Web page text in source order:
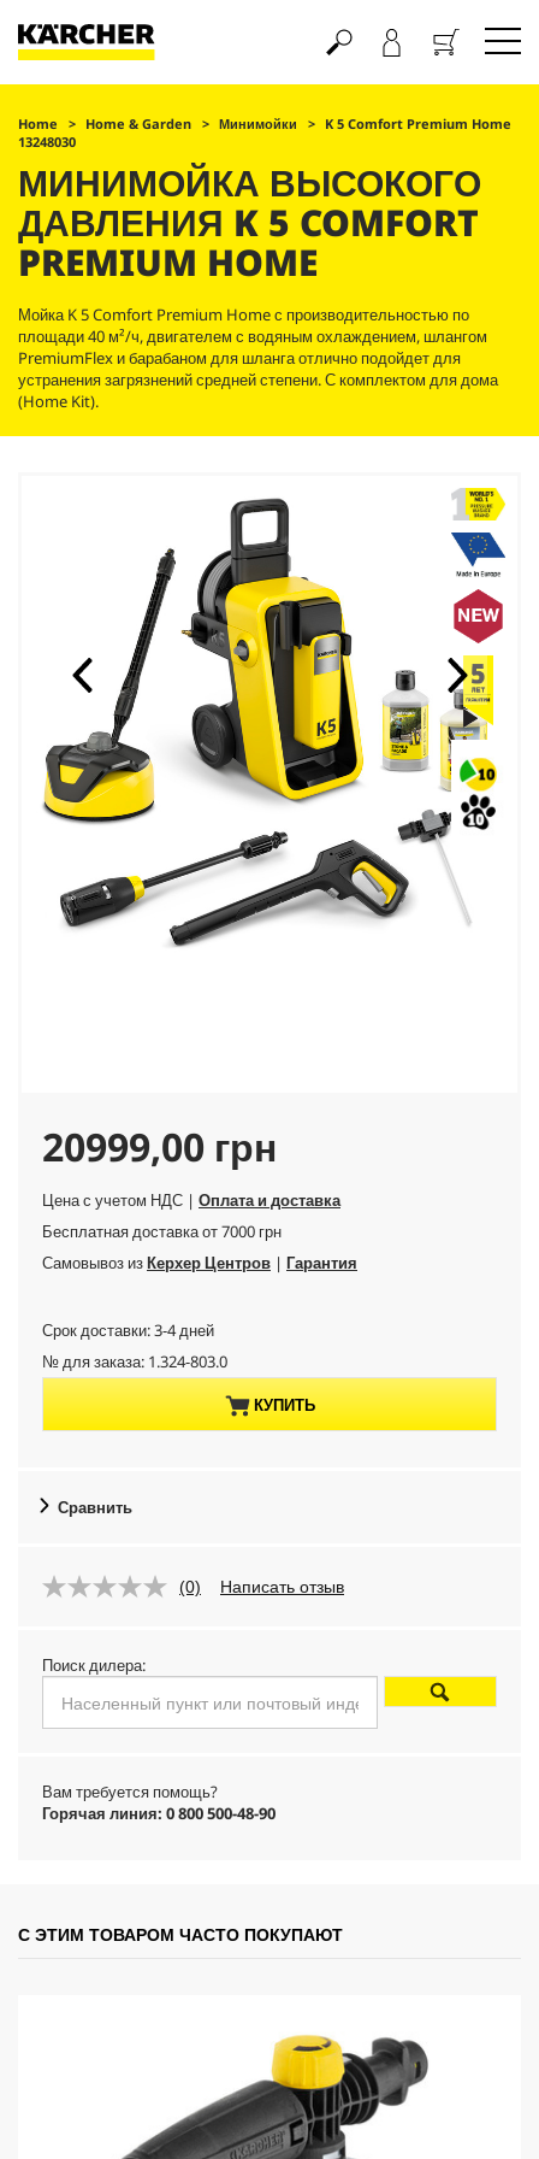
Корзина
Home Home & Garden Минимойки
K 5 Comfort Premium Home
13248030
МИНИМОЙКА ВЫСОКОГО
ДАВЛЕНИЯ K 5 COMFORT
PREMIUM HOME
Мойка K 5 Comfort Premium Home с производительностью по
площади 40 м²/ч, двигателем с водяным охлаждением, шлангом
PremiumFlex и барабаном для шланга отлично подойдет для
устранения загрязнений средней степени. С комплектом для дома
(Home Kit).
C
u
r
e
n
p
o
d
u
t
r
20999,00 грн
Цена с учетом НДС | Оплата и доставка
Бесплатная доставка от 7000 грн
Самовывоз изКерхер Центров | Гарантия
Срок доставки: 3-4 дней
№ для заказа: 1.324-803.0
КУПИТЬ
Сравнить
(0) Написать отзыв
Поиск дилера:
Вам требуется помощь?
Горячая линия: 0 800 500-48-90
С ЭТИМ ТОВАРОМ ЧАСТО ПОКУПАЮТ